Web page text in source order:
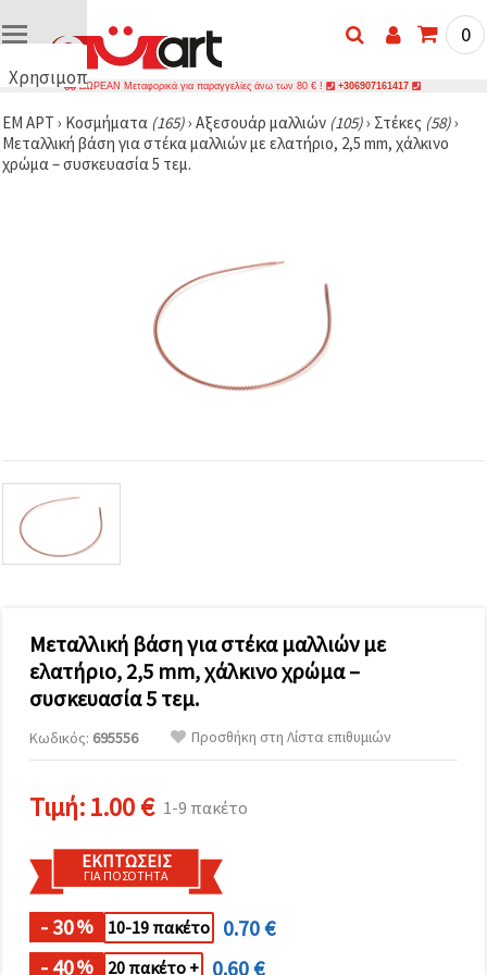
Χρησιμοποιούμε
🍪
Χρησιμοποιούμε
cookies και
αναλύουμε
επισκεψιμότητα
και να
προβάλλουμε
πιο σχετικό
περιεχόμενο
άλλων με
τη βοήθεια
των
συνεργατών
μας για
μάρκετινγκ.
συμφωνήσετε
χρησιμοποιήσετε
όλα τα
cookies
κλικ στον
ιστότοπο!
0
ΔΩΡΕΑΝ Μεταφορικά για παραγγελίες άνω των 80 € ! +306907161417
ΕΜ ΑΡΤ › Κοσμήματα (165)› Αξεσουάρ μαλλιών (105)› Στέκες (58)›
Μεταλλική βάση για στέκα μαλλιών με ελατήριο, 2,5 mm, χάλκινο
χρώμα – συσκευασία 5 τεμ.
Μεταλλική βάση για στέκα μαλλιών με
ελατήριο, 2,5 mm, χάλκινο χρώμα –
συσκευασία 5 τεμ.
Κωδικός: 695556 Προσθήκη στη Λίστα επιθυμιών
Τιμή:1.00 € 1-9 πακέτο
ΕΚΠΤΏΣΕΙΣ
ΓΙΑ ΠΟΣΌΤΗΤΑ
- 30% 10-19 πακέτο
0.70 €
- 40% 20 πακέτο + 0.60 €